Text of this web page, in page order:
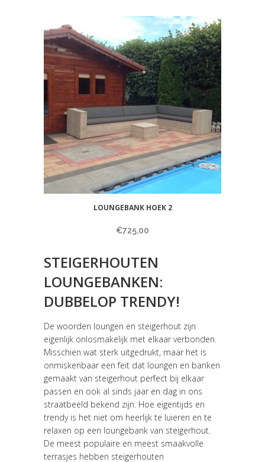
LOUNGEBANK HOEK 2
€725,00
STEIGERHOUTEN
LOUNGEBANKEN:
DUBBELOP TRENDY!
De woorden loungen en steigerhout zijn
eigenlijk onlosmakelijk met elkaar verbonden.
Misschien wat sterk uitgedrukt, maar het is
onmiskenbaar een feit dat loungen en banken
gemaakt van steigerhout perfect bij elkaar
passen en ook al sinds jaar en dag in ons
straatbeeld bekend zijn. Hoe eigentijds en
trendy is het niet om heerlijk te luieren en te
relaxen op een loungebank van steigerhout.
De meest populaire en meest smaakvolle
terrasjes hebben steigerhouten